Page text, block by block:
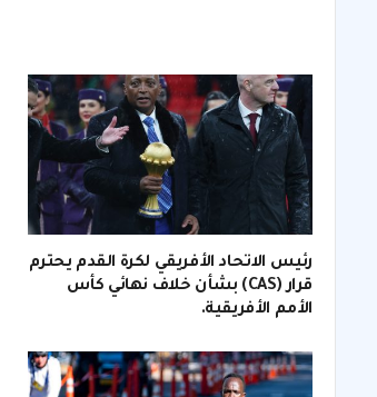
رئيس الاتحاد الأفريقي لكرة القدم يحترم
قرار (CAS) بشأن خلاف نهائي كأس
الأمم الأفريقية.